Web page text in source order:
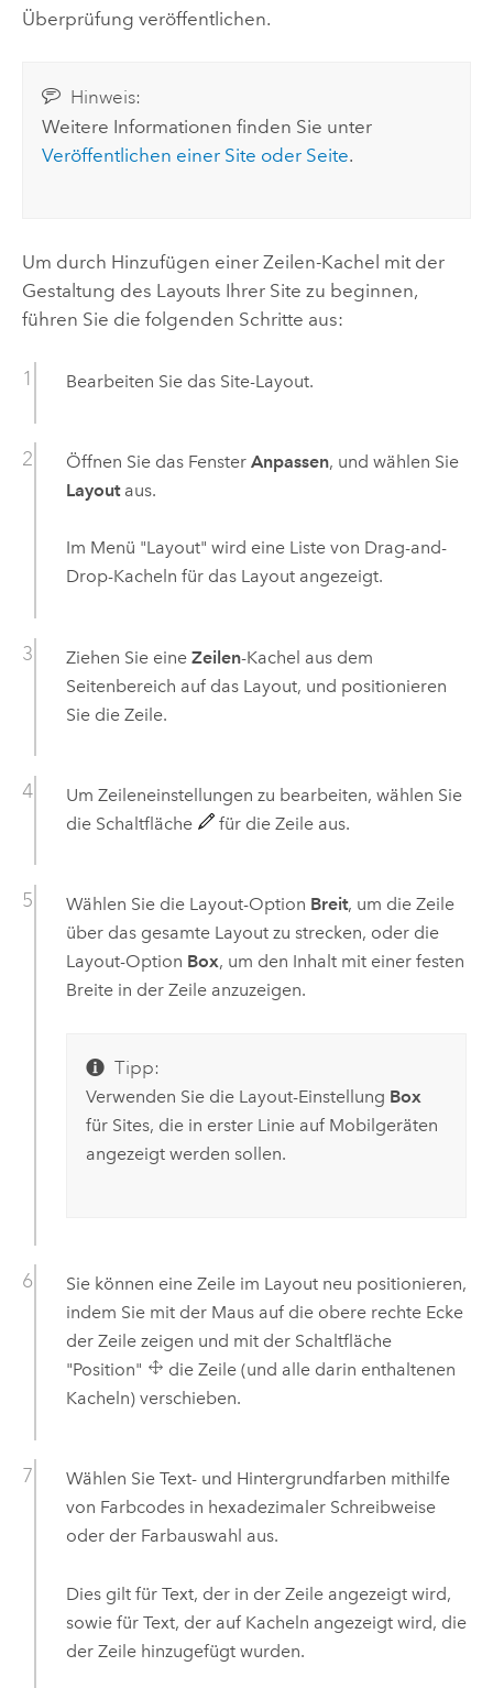
Überprüfung veröffentlichen.
Hinweis:
Weitere Informationen finden Sie unter
Veröffentlichen einer Site oder Seite.
Um durch Hinzufügen einer Zeilen-Kachel mit der
Gestaltung des Layouts Ihrer Site zu beginnen,
führen Sie die folgenden Schritte aus:
Bearbeiten Sie das Site-Layout.
Öffnen Sie das Fenster Anpassen, und wählen Sie
Layoutaus.
Im Menü "Layout" wird eine Liste von Drag-and-
Drop-Kacheln für das Layout angezeigt.
Ziehen Sie eine Zeilen-Kachel aus dem
Seitenbereich auf das Layout, und positionieren
Sie die Zeile.
Um Zeileneinstellungen zu bearbeiten, wählen Sie
die Schaltfläche
für die Zeile aus.
Wählen Sie die Layout-Option Breit, um die Zeile
über das gesamte Layout zu strecken, oder die
Layout-Option Box, um den Inhalt mit einer festen
Breite in der Zeile anzuzeigen.
Tipp:
Verwenden Sie die Layout-Einstellung Box
für Sites, die in erster Linie auf Mobilgeräten
angezeigt werden sollen.
Sie können eine Zeile im Layout neu positionieren,
indem Sie mit der Maus auf die obere rechte Ecke
der Zeile zeigen und mit der Schaltfläche
"Position"
die Zeile (und alle darin enthaltenen
Kacheln) verschieben.
Wählen Sie Text- und Hintergrundfarben mithilfe
von Farbcodes in hexadezimaler Schreibweise
oder der Farbauswahl aus.
Dies gilt für Text, der in der Zeile angezeigt wird,
sowie für Text, der auf Kacheln angezeigt wird, die
der Zeile hinzugefügt wurden.